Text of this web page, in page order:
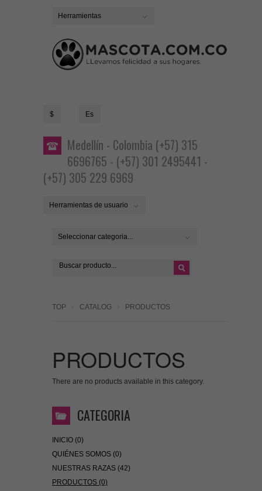
Herramientas
$ Es
Medellín - Colombia (+57) 315
6696765 - (+57) 301 2495441 -
(+57) 305 229 6969
Herramientas de usuario
Seleccionar categoria...
TOP CATALOG PRODUCTOS
PRODUCTOS
There are no products available in this category.
CATEGORIA
INICIO (0)
QUIÉNES SOMOS (0)
NUESTRAS RAZAS (42)
PRODUCTOS (0)